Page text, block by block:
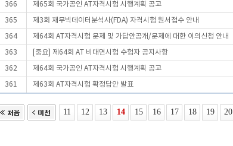
366 제65회 국가공인 AT자격시험 시행계획 공고
365 제3회 재무빅데이터분석사(FDA) 자격시험 원서접수 안내
364 제64회 AT자격시험 문제 및 가답안공개/문제에 대한 이의신청 안내
363 [중요] 제64회 AT 비대면시험 수험자 공지사항
362 제64회 국가공인 AT자격시험 시행계획 공고
361 제63회 AT자격시험 확정답안 발표
11 12 13 14 15 16 17 18 19 20